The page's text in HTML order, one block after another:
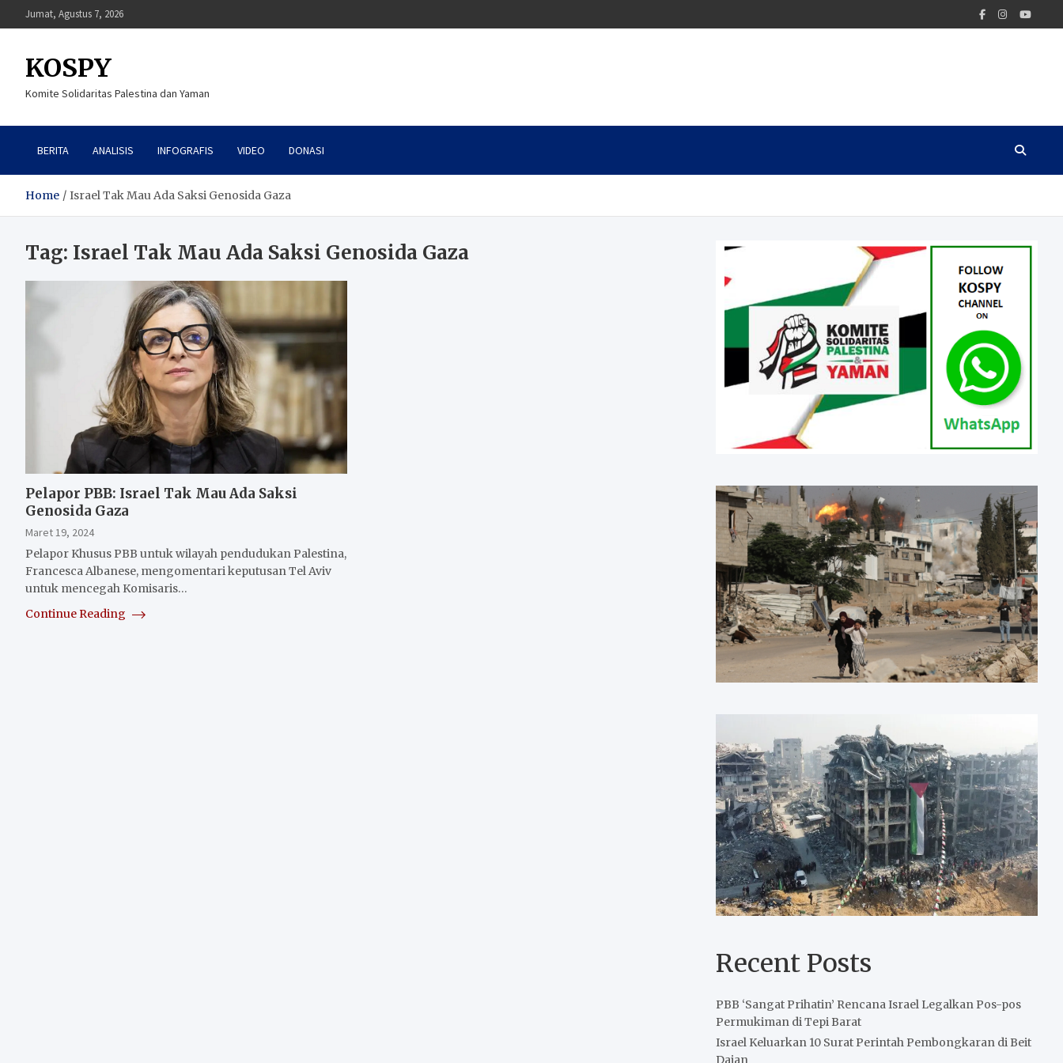
to
Jumat, Agustus 7, 2026
KOSPY
Komite Solidaritas Palestina dan Yaman
BERITA ANALISIS INFOGRAFIS VIDEO DONASI
Home Israel Tak Mau Ada Saksi Genosida Gaza
Tag: Israel Tak Mau Ada Saksi Genosida Gaza
Pelapor PBB: Israel Tak Mau Ada Saksi
Genosida Gaza
Maret 19, 2024
Pelapor Khusus PBB untuk wilayah pendudukan Palestina,
Francesca Albanese, mengomentari keputusan Tel Aviv
untuk mencegah Komisaris…
Continue Reading
Recent Posts
PBB ‘Sangat Prihatin’ Rencana Israel Legalkan Pos-pos
Permukiman di Tepi Barat
Israel Keluarkan 10 Surat Perintah Pembongkaran di Beit
Dajan